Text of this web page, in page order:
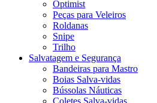
Optimist
Peças para Veleiros
Roldanas
Snipe
Trilho
Salvatagem e Segurança
Bandeiras para Mastro
Boias Salva-vidas
Bússolas Náuticas
Coletes Salva-vidas